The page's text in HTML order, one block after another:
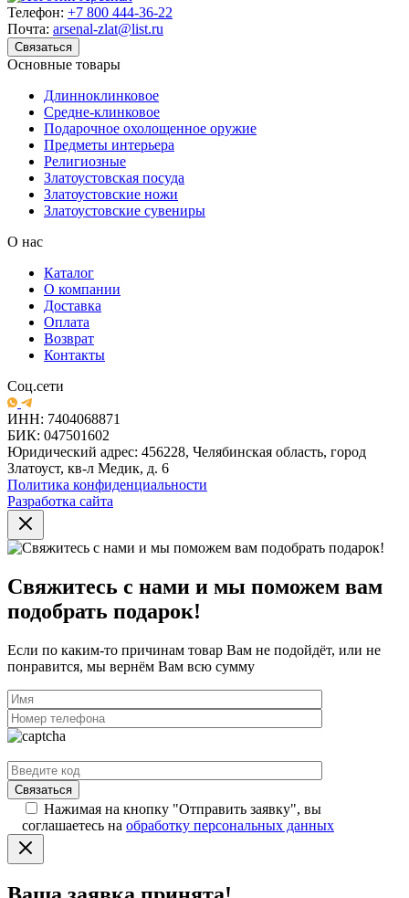
Телефон: +7 800 444-36-22
Почта: arsenal-zlat@list.ru
Связаться
Основные товары
Длинноклинковое
Средне-клинковое
Подарочное охолощенное оружие
Предметы интерьера
Религиозные
Златоустовская посуда
Златоустовские ножи
Златоустовские сувениры
О нас
Каталог
О компании
Доставка
Оплата
Возврат
Контакты
Соц.сети
ИНН: 7404068871
БИК: 047501602
Юридический адрес: 456228, Челябинская область, город
Златоуст, кв-л Медик, д. 6
Политика конфиденциальности
Разработка сайта
Свяжитесь с нами и мы поможем вам
подобрать подарок!
Если по каким-то причинам товар Вам не подойдёт, или не
понравится, мы вернём Вам всю сумму
Нажимая на кнопку "Отправить заявку", вы
соглашаетесь на обработку персональных данных